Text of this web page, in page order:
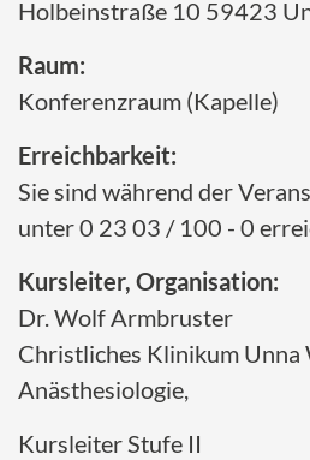
Holbeinstraße 10 59423
Raum:
Konferenzraum (Kapelle)
Erreichbarkeit:
Sie sind während der
unter 0 23 03 / 100 - 0
Kursleiter, Organisation:
Dr. Wolf Armbruster
Christliches Klinikum Unna
Anästhesiologie,
Kursleiter Stufe II